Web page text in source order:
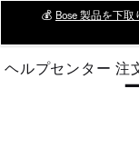
Main
💰 Bose 製品を下
ヘルプセンター 注